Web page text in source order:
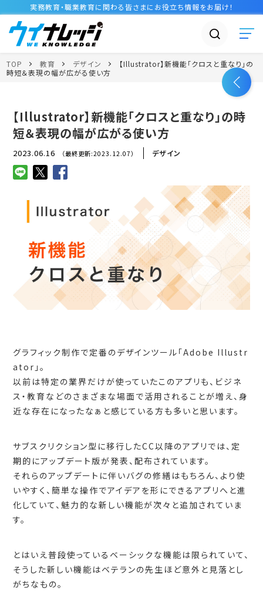
実務教育・職業教育に関わる皆さまに お役立ち情報をお届け！
TOP 教育 デザイン
【Illustrator】新機能「クロスと重なり」の
時短＆表現の幅が広がる使い方
【Illustrator】新機能「クロスと重なり」の時
短＆表現の幅が広がる使い方
2023.06.16 （最終更新:2023.12.07） デザイン
グラフィック制作で定番のデザインツール「Adobe Illustr
ator」。
以前は特定の業界だけが使っていたこのアプリも、ビジネ
ス・教育などのさまざまな場面で活用されることが増え、身
近な存在になったなぁと感じている方も多いと思います。
サブスクリクション型に移行したCC以降のアプリでは、定
期的にアップデート版が発表、配布されています。
それらのアップデートに伴いバグの修繕はもちろん、より使
いやすく、簡単な操作でアイデアを形にできるアプリへと進
化していて、魅力的な新しい機能が次々と追加されていま
す。
とはいえ普段使っているベーシックな機能は限られていて、
そうした新しい機能はベテランの先生ほど意外と見落とし
がちなもの。